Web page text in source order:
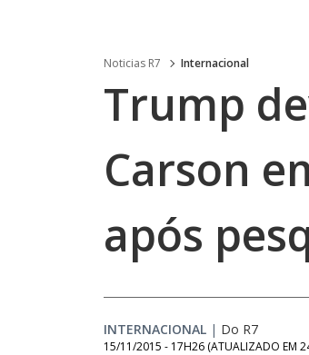
Noticias R7 Internacional
Trump
Carson
após
INTERNACIONAL | Do R7
15/11/2015 - 17H26 (ATUALIZADO EM